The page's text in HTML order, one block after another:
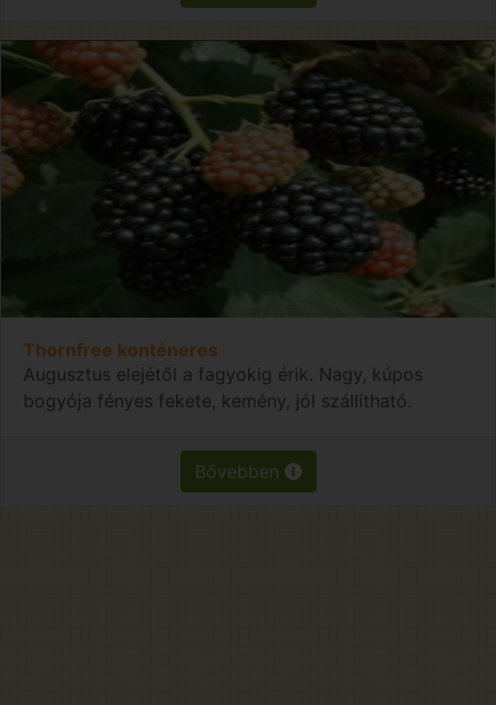
Thornfree konténeres
Augusztus elejétől a fagyokig érik. Nagy, kúpos
bogyója fényes fekete, kemény, jól szállítható.
Bővebben